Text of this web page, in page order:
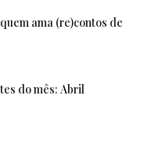
ama (re)contos de
do mês: Abril